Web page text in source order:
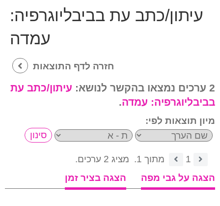
עיתון/כתב עת בביבליוגרפיה:
עמדה
חזרה לדף התוצאות
2 ערכים נמצאו בהקשר לנושא:
עיתון/כתב עת
בביבליוגרפיה: עמדה.
מיון תוצאות לפי:
1 מתוך 1.
מציג 2 ערכים.
הצגה על גבי מפה
הצגה בציר זמן